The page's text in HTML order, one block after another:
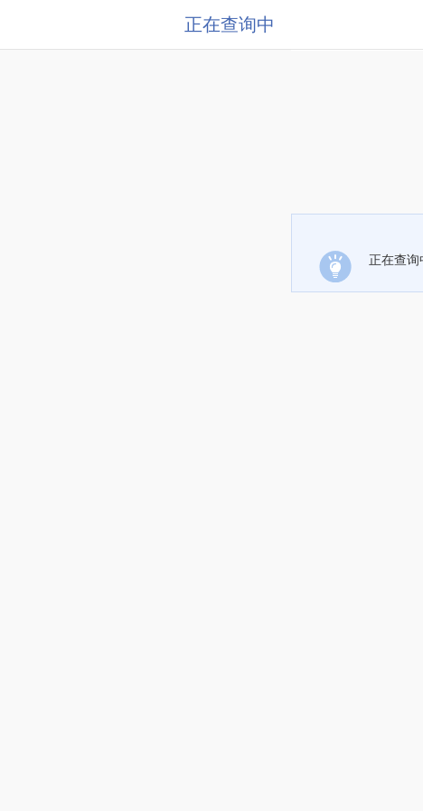
正在查询中
正在查询